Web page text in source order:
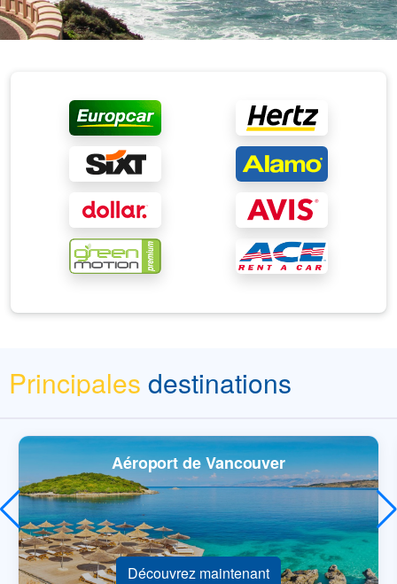
Principales destinations
Aéroport de Vancouver
Découvrez maintenant